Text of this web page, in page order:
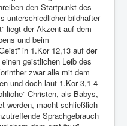
den Startpunkt des
unterschiedlicher bildhafter
liegt der Akzent auf dem
und beim
in 1.Kor 12,13 auf der
geistlichen Leib des
zwar alle mit dem
und doch laut 1.Kor 3,1-4
Christen, als Babys,
werden, macht schließlich
Sprachgebrauch